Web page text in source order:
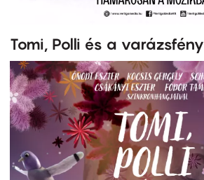
Tomi, Polli és a varázsfény